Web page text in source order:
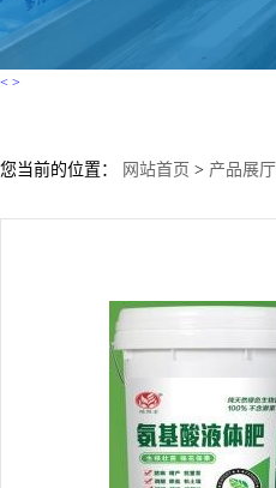
< >
您当前的位置： 网站首页 > 产品展厅